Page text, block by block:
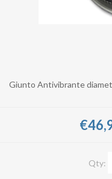
Giunto Antivibrante
Qty: